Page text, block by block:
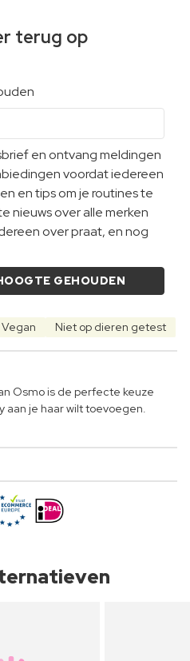
terug op
en ontvang meldingen
voordat iedereen
en tips om je routines te
nieuws over alle merken
over praat, en nog
GEHOUDEN
Vegan Niet op dieren getest
Osmo is de perfecte keuze
aan je haar wilt toevoegen.